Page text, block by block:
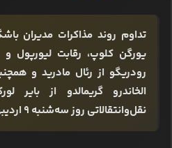
تداوم روند مذاکرات مدیران
یورگن کلوپ، رقابت لیورپول
رودریگو از رئال مادرید و
الخاندرو گریمالدو از بایر
نقل‌وانتقالاتی روز سه‌شنبه 9 اردیبهشت 1404 هستند.